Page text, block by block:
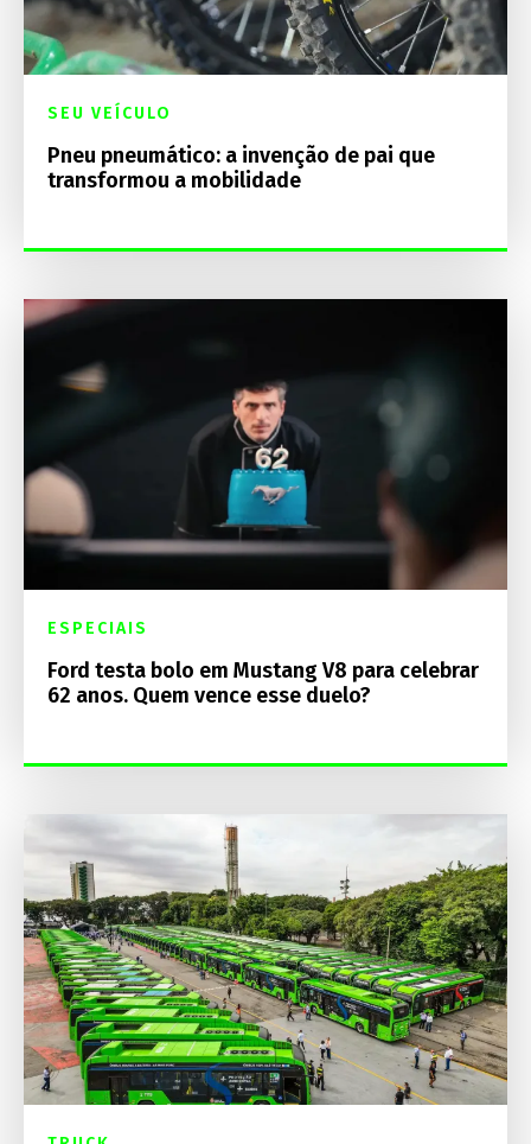
SEU VEÍCULO
Pneu pneumático: a invenção de pai que
transformou a mobilidade
ESPECIAIS
Ford testa bolo em Mustang V8 para celebrar
62 anos. Quem vence esse duelo?